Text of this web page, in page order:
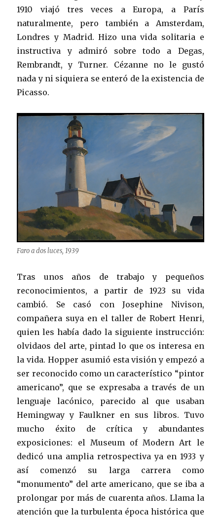
1910 viajó tres veces a Europa, a París
naturalmente, pero también a Amsterdam,
Londres y Madrid. Hizo una vida solitaria e
instructiva y admiró sobre todo a Degas,
Rembrandt, y Turner. Cézanne no le gustó
nada y ni siquiera se enteró de la existencia de
Picasso.
Faro a dos luces, 1939
Tras unos años de trabajo y pequeños
reconocimientos, a partir de 1923 su vida
cambió. Se casó con Josephine Nivison,
compañera suya en el taller de Robert Henri,
quien les había dado la siguiente instrucción:
olvidaos del arte, pintad lo que os interesa en
la vida. Hopper asumió esta visión y empezó a
ser reconocido como un característico “pintor
americano”, que se expresaba a través de un
lenguaje lacónico, parecido al que usaban
Hemingway y Faulkner en sus libros. Tuvo
mucho éxito de crítica y abundantes
exposiciones: el Museum of Modern Art le
dedicó una amplia retrospectiva ya en 1933 y
así comenzó su larga carrera como
“monumento” del arte americano, que se iba a
prolongar por más de cuarenta años. Llama la
atención que la turbulenta época histórica que